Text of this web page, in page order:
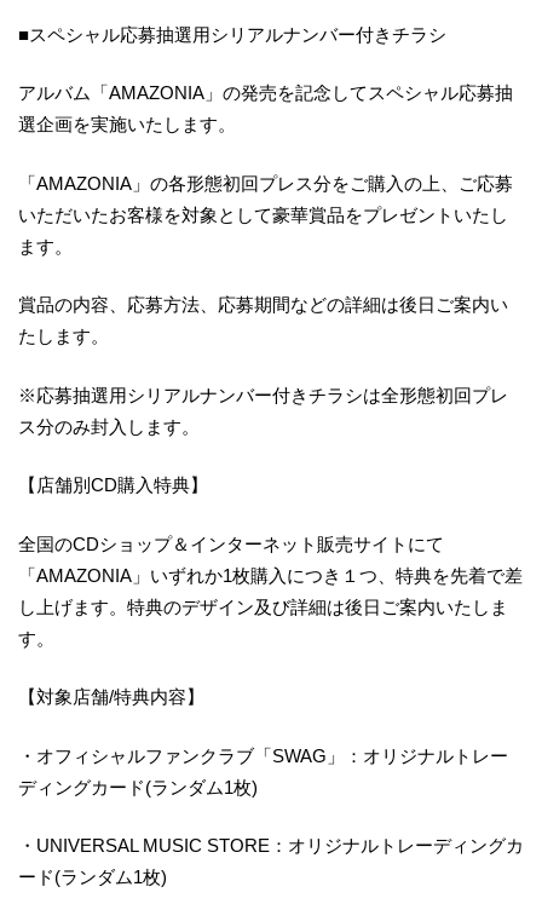
■スペシャル応募抽選用シリアルナンバー付きチラシ
アルバム「AMAZONIA」の発売を記念してスペシャル応募抽
選企画を実施いたします。
「AMAZONIA」の各形態初回プレス分をご購入の上、ご応募
いただいたお客様を対象として豪華賞品をプレゼントいたし
ます。
賞品の内容、応募方法、応募期間などの詳細は後日ご案内い
たします。
※応募抽選用シリアルナンバー付きチラシは全形態初回プレ
ス分のみ封入します。
【店舗別CD購入特典】
全国のCDショップ＆インターネット販売サイトにて
「AMAZONIA」いずれか1枚購入につき１つ、特典を先着で差
し上げます。特典のデザイン及び詳細は後日ご案内いたしま
す。
【対象店舗/特典内容】
・オフィシャルファンクラブ「SWAG」：オリジナルトレー
ディングカード(ランダム1枚)
・UNIVERSAL MUSIC STORE：オリジナルトレーディングカ
ード(ランダム1枚)